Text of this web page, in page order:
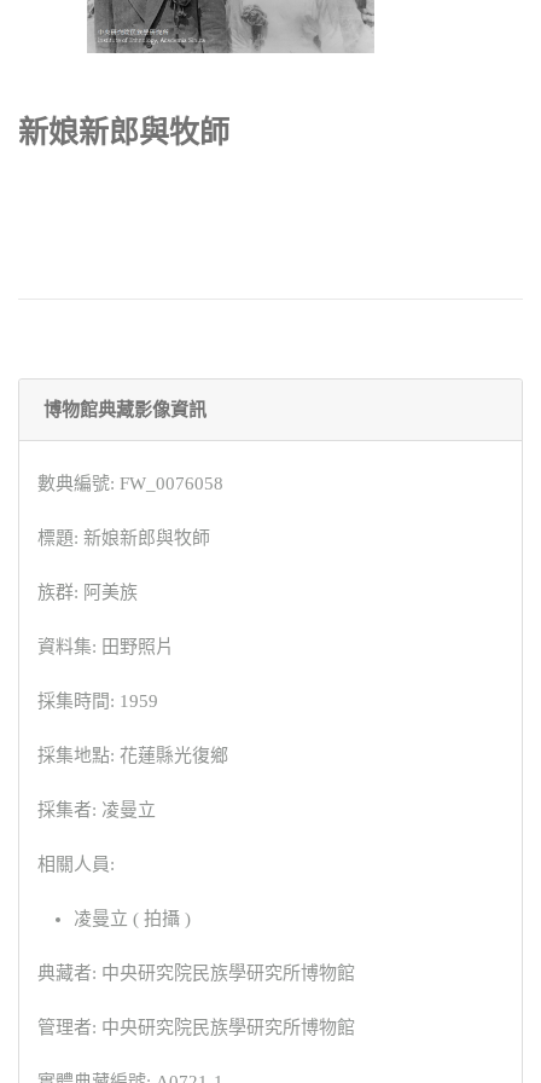
新娘新郎與牧師
博物館典藏影像資訊
數典編號: FW_0076058
標題: 新娘新郎與牧師
族群: 阿美族
資料集: 田野照片
採集時間: 1959
採集地點: 花蓮縣光復鄉
採集者: 凌曼立
相關人員:
凌曼立 ( 拍攝 )
典藏者: 中央研究院民族學研究所博物館
管理者: 中央研究院民族學研究所博物館